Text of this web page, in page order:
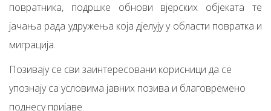
повратника, подршке обнови вјерских објеката те
јачања рада удружења која дјелују у области повратка и
миграција.
Позивају се сви заинтересовани корисници да се
упознају са условима јавних позива и благовремено
поднесу пријаве.